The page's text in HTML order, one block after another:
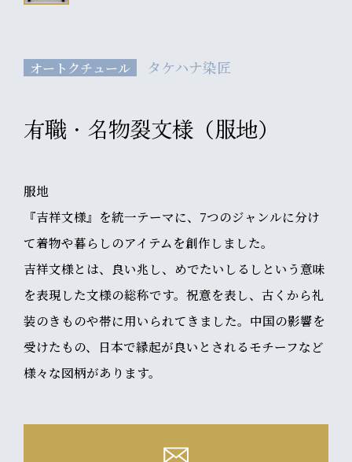
オートクチュール タケハナ染匠
有職・名物裂文様（服地）
服地
『吉祥文様』を統一テーマに、7つのジャンルに分け
て着物や暮らしのアイテムを創作しました。
吉祥文様とは、良い兆し、めでたいしるしという意味
を表現した文様の総称です。祝意を表し、古くから礼
装のきものや帯に用いられてきました。中国の影響を
受けたもの、日本で縁起が良いとされるモチーフなど
様々な図柄があります。